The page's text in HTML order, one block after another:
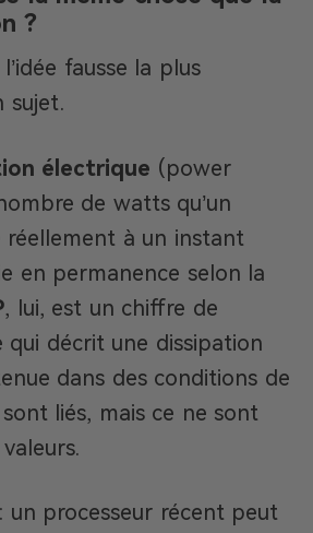
?
fausse la plus
sujet.
électrique (power
de watts qu’un
à un instant
en permanence selon la
, lui, est un chiffre de
décrit une dissipation
dans des conditions de
liés, mais ce ne sont
un processeur récent peut